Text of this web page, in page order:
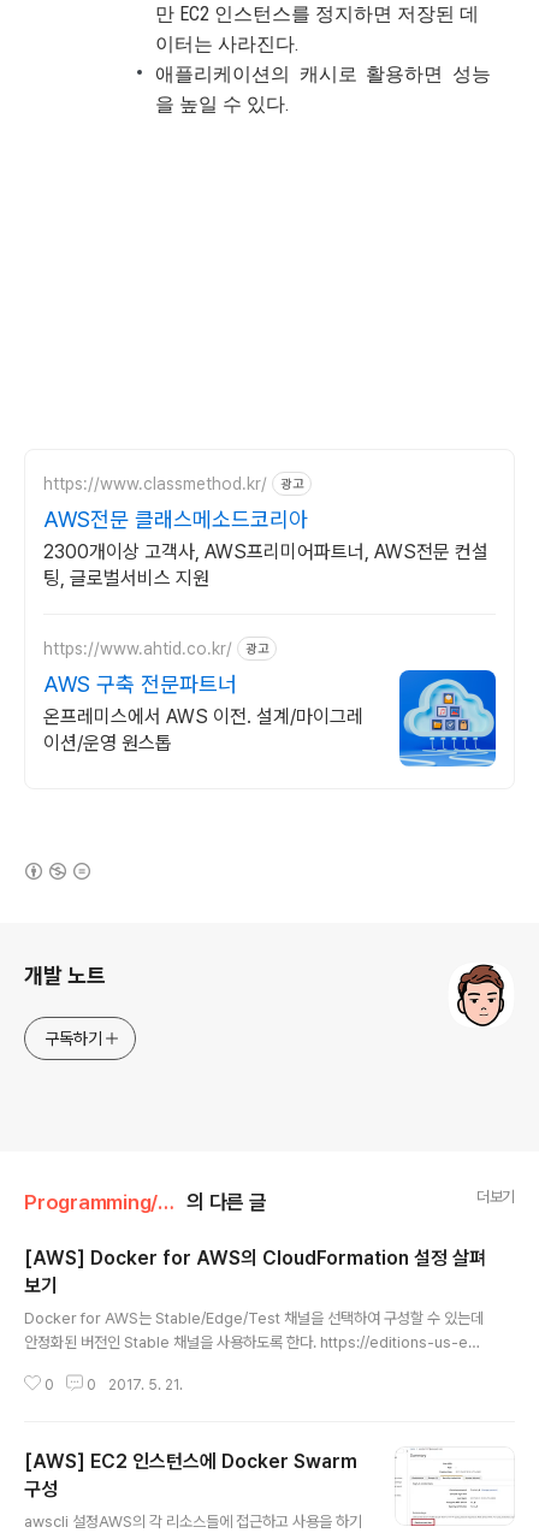
만 EC2 인스턴스를 정지하면 저장된 데
이터는 사라진다.
애플리케이션의 캐시로 활용하면 성능
을 높일 수 있다.
https://www.classmethod.kr/ 광고
AWS전문 클래스메소드코리아
2300개이상 고객사, AWS프리미어파트너, AWS전문 컨설
팅, 글로벌서비스 지원
https://www.ahtid.co.kr/ 광고
AWS 구축 전문파트너
온프레미스에서 AWS 이전. 설계/마이그레
이션/운영 원스톱
개발 노트
구독하기
Programming/AWS 의 다른 글 더보기
[AWS] Docker for AWS의 CloudFormation 설정 살펴
보기
Docker for AWS는 Stable/Edge/Test 채널을 선택하여 구성할 수 있는데
안정화된 버전인 Stable 채널을 사용하도록 한다. https://editions-us-eas
으로 구성이 되는데 여기서 Resource 부분을 하나씩 살펴보도록 하겠다. 우
이 적용된다. 리소스 A는 리소스 B 보다 먼저 생성됨 리소스 B는 리소스 A 보다
먼저 삭제됨 AMI로 moby linux를 사용하기 때문에 ssh로 연결 시 user 명
이 다른 이미지들..
0 0 2017. 5. 21.
[AWS] EC2 인스턴스에 Docker Swarm
구성
awscli 설정AWS의 각 리소스들에 접근하고 사용을 하기